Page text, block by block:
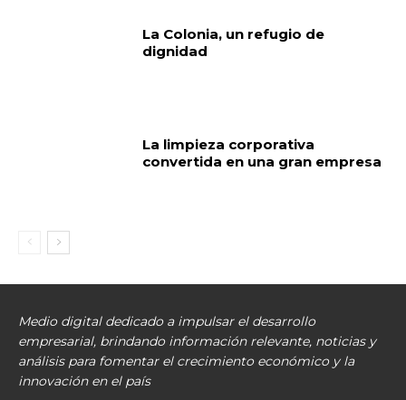
La Colonia, un refugio de
dignidad
La limpieza corporativa
convertida en una gran empresa
Medio digital dedicado a impulsar el desarrollo
empresarial, brindando información relevante, noticias y
análisis para fomentar el crecimiento económico y la
innovación en el país